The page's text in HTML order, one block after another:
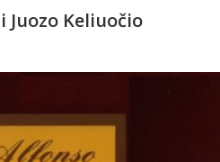
Keliuočio